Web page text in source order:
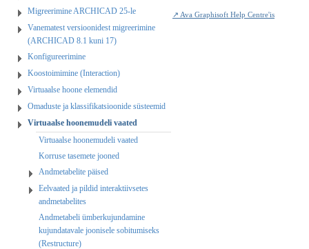
Migreerimine ARCHICAD 25-le
Vanematest versioonidest migreerimine
(ARCHICAD 8.1 kuni 17)
Konfigureerimine
Koostoimimine (Interaction)
Virtuaalse hoone elemendid
Omaduste ja klassifikatsioonide süsteemid
Virtuaalse hoonemudeli vaated
Virtuaalse hoonemudeli vaated
Korruse tasemete jooned
Andmetabelite päised
Eelvaated ja pildid interaktiivsetes
andmetabelites
Andmetabeli ümberkujundamine
kujundatavale joonisele sobitumiseks
(Restructure)
↗ Ava Graphisoft Help Centre'is